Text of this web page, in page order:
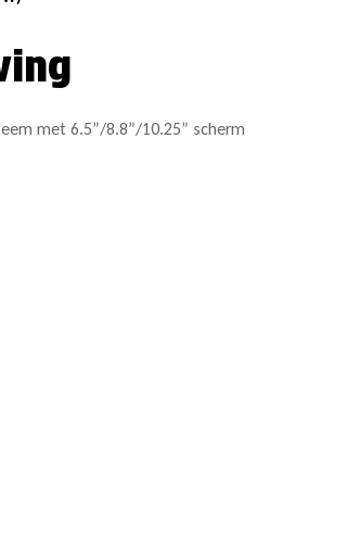
met 6.5”/8.8”/10.25” scherm